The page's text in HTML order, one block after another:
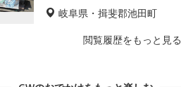
岐阜県・揖斐郡池田町
閲覧履歴をもっと見る